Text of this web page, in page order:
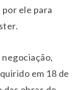
ele para
em 18 de